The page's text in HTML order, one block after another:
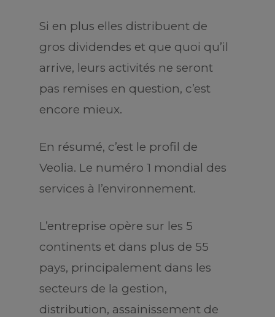
Si en plus elles distribuent de
gros dividendes et que quoi qu’il
arrive, leurs activités ne seront
pas remises en question, c’est
encore mieux.
En résumé, c’est le profil de
Veolia. Le numéro 1 mondial des
services à l’environnement.
L’entreprise opère sur les 5
continents et dans plus de 55
pays, principalement dans les
secteurs de la gestion,
distribution, assainissement de